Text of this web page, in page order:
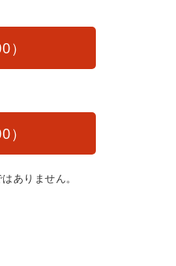
ありません。